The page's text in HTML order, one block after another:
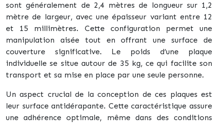
sont généralement de 2,4 mètres de longueur sur 1,2
mètre de largeur, avec une épaisseur variant entre 12
et 15 millimètres. Cette configuration permet une
manipulation aisée tout en offrant une surface de
couverture significative. Le poids d’une plaque
individuelle se situe autour de 35 kg, ce qui facilite son
transport et sa mise en place par une seule personne.
Un aspect crucial de la conception de ces plaques est
leur surface antidérapante. Cette caractéristique assure
une adhérence optimale, même dans des conditions